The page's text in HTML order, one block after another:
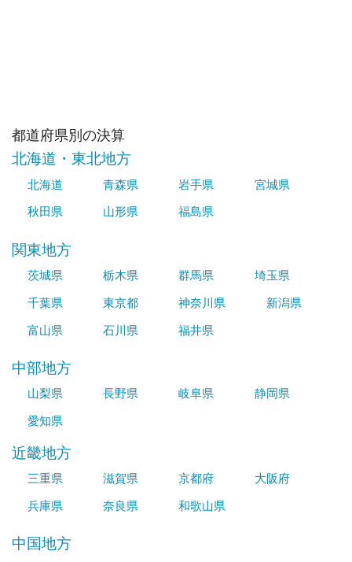
都道府県別の決算
北海道・東北地方
北海道 青森県 岩手県
宮城県
秋田県
山形県 福島県
関東地方
茨城県 栃木県 群馬県
埼玉県
千葉県
東京都 神奈川県
新潟県
富山県
石川県 福井県
中部地方
山梨県 長野県 岐阜県
静岡県
愛知県
近畿地方
三重県 滋賀県 京都府
大阪府
兵庫県
奈良県 和歌山県
中国地方